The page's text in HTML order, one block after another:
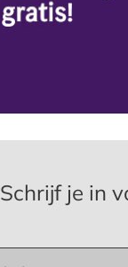
Schrijf je in